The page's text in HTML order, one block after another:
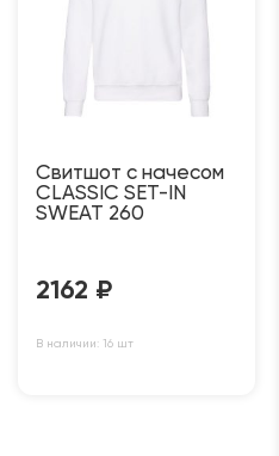
Свитшот с начесом
CLASSIC SET-IN
SWEAT 260
2162 ₽
В наличии: 16 шт